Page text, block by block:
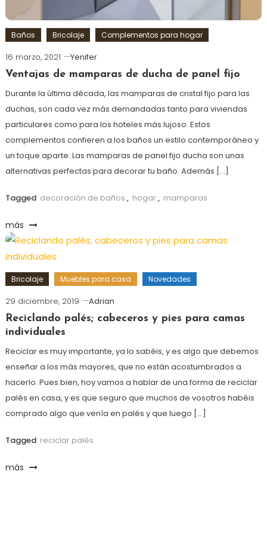
Baños Bricolaje Complementos para hogar
16 marzo, 2021
Yenifer
Ventajas de mamparas de ducha de panel fijo
Durante la última década, las mamparas de cristal fijo para las
duchas, son cada vez más demandadas tanto para viviendas
particulares como para los hoteles más lujoso. Estos
complementos confieren a los baños un estilo contemporáneo y
un toque aparte. Las mamparas de panel fijo ducha son unas
alternativas perfectas para decorar tu baño. Además […]
Tagged decoración de baños , hogar, mamparas
más
Bricolaje Muebles para casa Novedades
29 diciembre, 2019
Adrian
Reciclando palés; cabeceros y pies para camas
individuales
Reciclar es muy importante, ya lo sabéis, y es algo que debemos
enseñar a los más mayores, que no están acostumbrados a
hacerlo. Pues bien, hoy vamos a hablar de una forma de reciclar
palés en casa, y es que seguro que muchos de vosotros habéis
comprado algo que venía en palés y que luego […]
Tagged reciclar palés
más